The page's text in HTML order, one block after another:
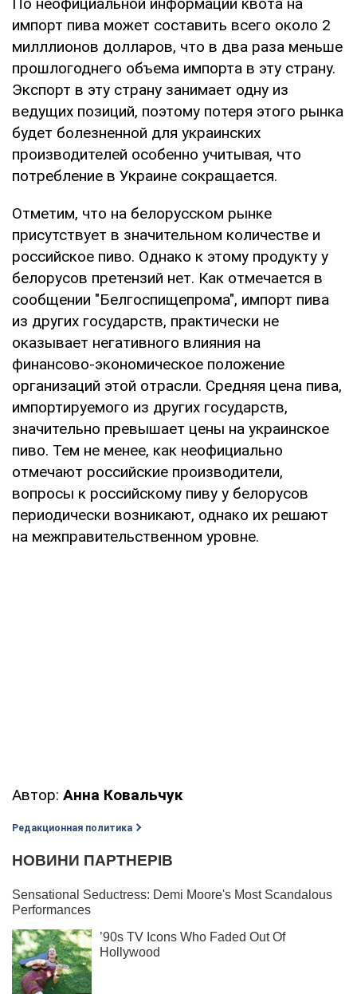
импорт пива может составить всего около 2
милллионов долларов, что в два раза меньше
прошлогоднего объема импорта в эту страну.
Экспорт в эту страну занимает одну из
ведущих позиций, поэтому потеря этого рынка
будет болезненной для украинских
производителей особенно учитывая, что
потребление в Украине сокращается.
Отметим, что на белорусском рынке
присутствует в значительном количестве и
российское пиво. Однако к этому продукту у
белорусов претензий нет. Как отмечается в
сообщении "Белгоспищепрома", импорт пива
из других государств, практически не
оказывает негативного влияния на
финансово-экономическое положение
организаций этой отрасли. Средняя цена пива,
импортируемого из других государств,
значительно превышает цены на украинское
пиво. Тем не менее, как неофициально
отмечают российские производители,
вопросы к российскому пиву у белорусов
периодически возникают, однако их решают
на межправительственном уровне.
Автор: Анна Ковальчук
Редакционная политика